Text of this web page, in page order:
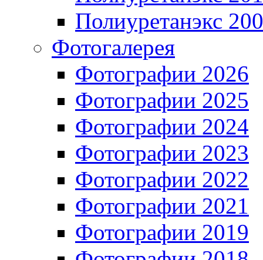
Полиуретанэкс
Фотогалерея
Фотографии 2026
Фотографии 2025
Фотографии 2024
Фотографии 2023
Фотографии 2022
Фотографии 2021
Фотографии 2019